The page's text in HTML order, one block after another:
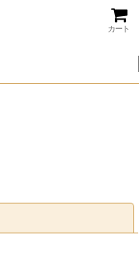
カート